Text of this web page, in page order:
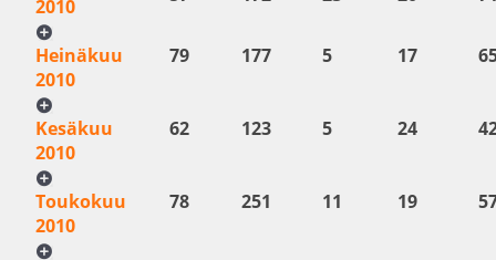
2010
Heinäkuu
2010
79 177 5 17
Kesäkuu
2010
62 123 5 24
Toukokuu
2010
78 251 11 19